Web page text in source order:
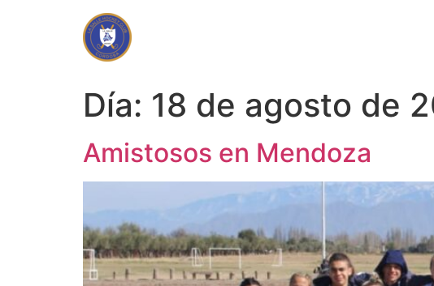
Día: 18 de agosto de
Amistosos en Mendoza